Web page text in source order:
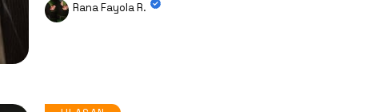
Rana Fayola R.